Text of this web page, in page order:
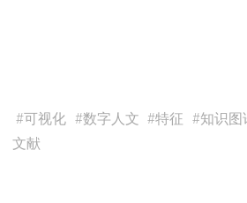
#可视化 #数字人文 #特征 #知识图
文献